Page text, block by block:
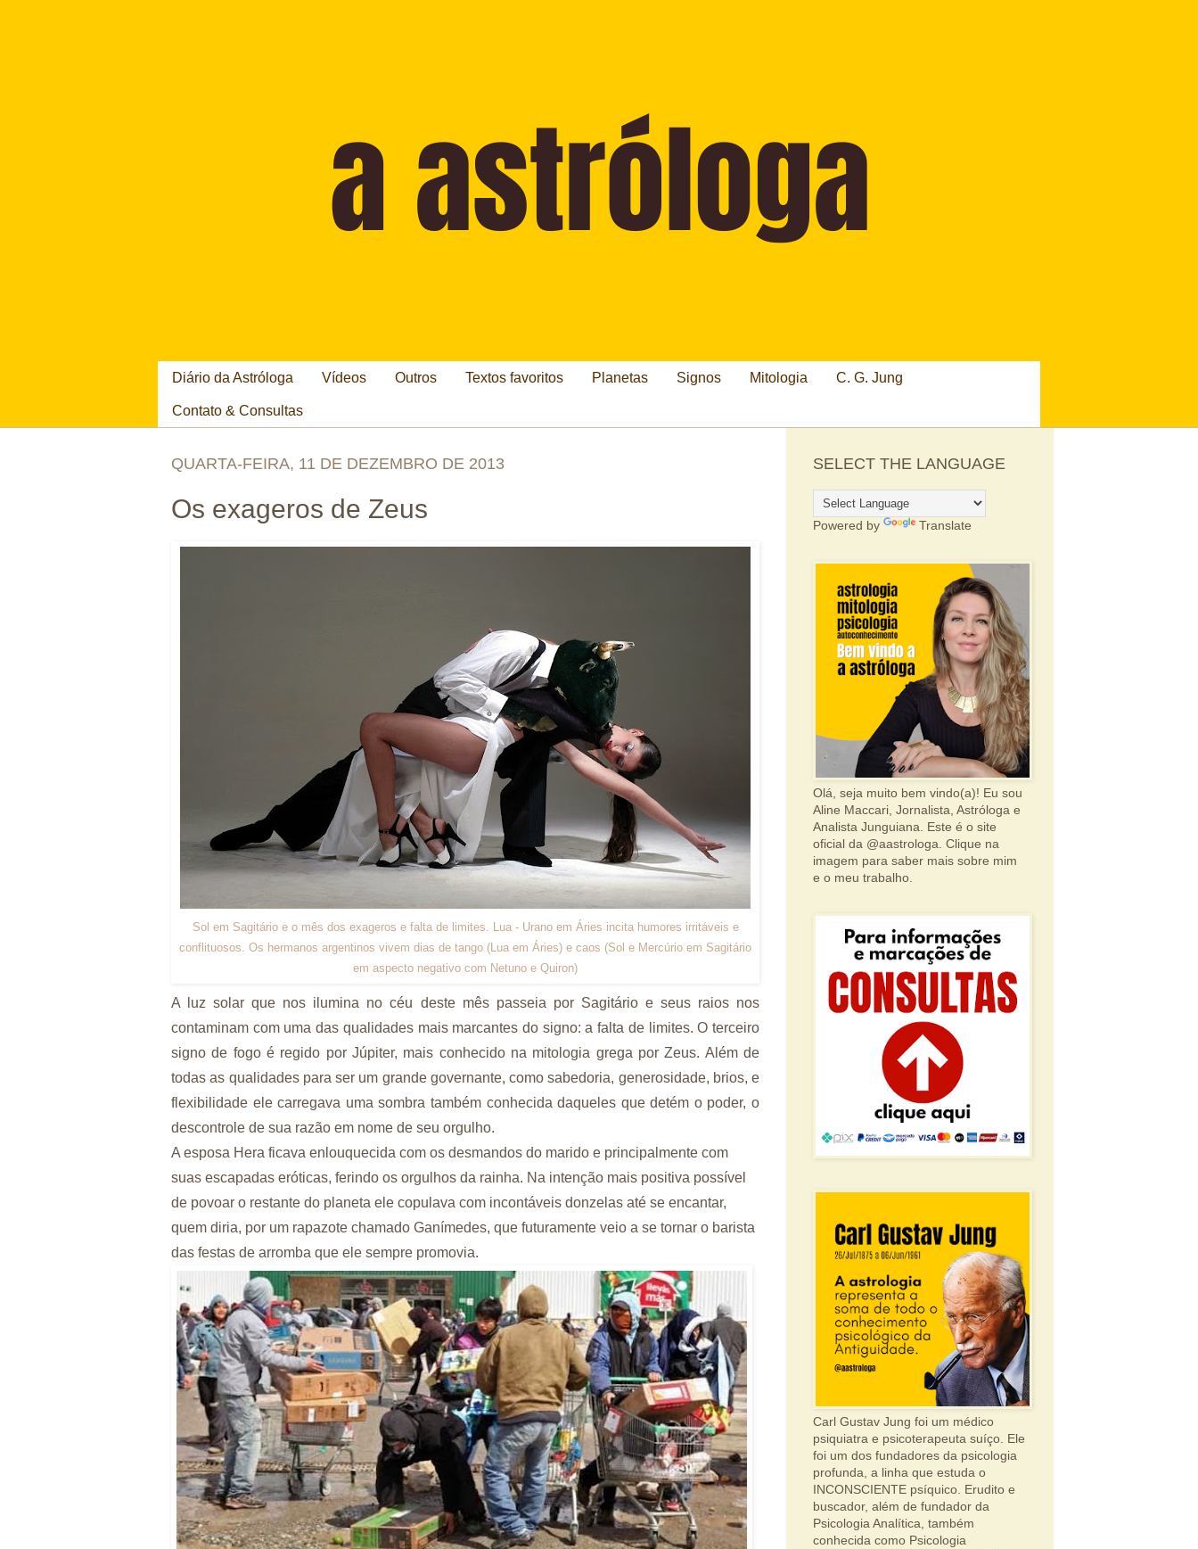
Diário da Astróloga Vídeos Outros Textos favoritos Planetas Signos Mitologia C. G. Jung
Contato & Consultas
QUARTA-FEIRA, 11 DE DEZEMBRO DE 2013
Os exageros de Zeus
Sol em Sagitário e o mês dos exageros e falta de limites. Lua - Urano em Áries incita humores irritáveis e
conflituosos. Os hermanos argentinos vivem dias de tango (Lua em Áries) e caos (Sol e Mercúrio em Sagitário
em aspecto negativo com Netuno e Quiron)
A luz solar que nos ilumina no céu deste mês passeia por Sagitário e seus raios nos
contaminam com uma das qualidades mais marcantes do signo: a falta de limites. O terceiro
signo de fogo é regido por Júpiter, mais conhecido na mitologia grega por Zeus. Além de
todas as qualidades para ser um grande governante, como sabedoria, generosidade, brios, e
flexibilidade ele carregava uma sombra também conhecida daqueles que detém o poder, o
descontrole de sua razão em nome de seu orgulho.
A esposa Hera ficava enlouquecida com os desmandos do marido e principalmente com
suas escapadas eróticas, ferindo os orgulhos da rainha. Na intenção mais positiva possível
de povoar o restante do planeta ele copulava com incontáveis donzelas até se encantar,
quem diria, por um rapazote chamado Ganímedes, que futuramente veio a se tornar o barista
das festas de arromba que ele sempre promovia.
SELECT THE LANGUAGE
Powered by Translate
Olá, seja muito bem vindo(a)! Eu sou
Aline Maccari, Jornalista, Astróloga e
Analista Junguiana. Este é o site
oficial da @aastrologa. Clique na
imagem para saber mais sobre mim
e o meu trabalho.
Carl Gustav Jung foi um médico
psiquiatra e psicoterapeuta suíço. Ele
foi um dos fundadores da psicologia
profunda, a linha que estuda o
INCONSCIENTE psíquico. Erudito e
buscador, além de fundador da
Psicologia Analítica, também
conhecida como Psicologia